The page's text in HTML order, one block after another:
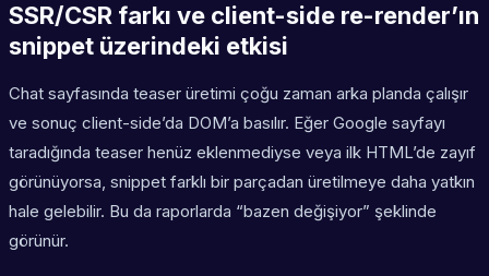
SSR/CSR farkı ve client-side re-render’ın
snippet üzerindeki etkisi
Chat sayfasında teaser üretimi çoğu zaman arka planda çalışır
ve sonuç client-side’da DOM’a basılır. Eğer Google sayfayı
taradığında teaser henüz eklenmediyse veya ilk HTML’de zayıf
görünüyorsa, snippet farklı bir parçadan üretilmeye daha yatkın
hale gelebilir. Bu da raporlarda “bazen değişiyor” şeklinde
görünür.